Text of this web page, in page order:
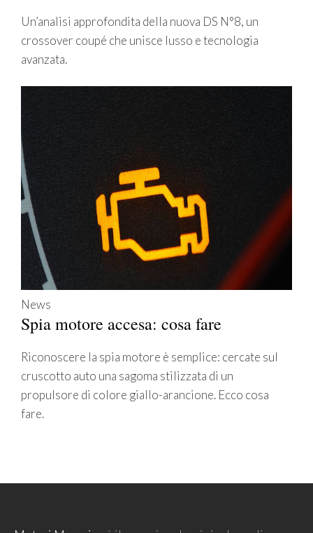
Un’analisi approfondita della nuova DS N°8, un
crossover coupé che unisce lusso e tecnologia
avanzata.
News
Spia motore accesa: cosa fare
Riconoscere la spia motore è semplice: cercate sul
cruscotto auto una sagoma stilizzata di un
propulsore di colore giallo-arancione. Ecco cosa
fare.